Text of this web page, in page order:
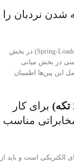
شدن نردبان را
از سیستم‌های قفل‌کننده فنر-بارگذاری‌شده (Spring-Loaded Pawls) در بخش
در بخش میانی
این پین‌ها اطمینان
برای کار
مناسب
الکتریکی است و باید از